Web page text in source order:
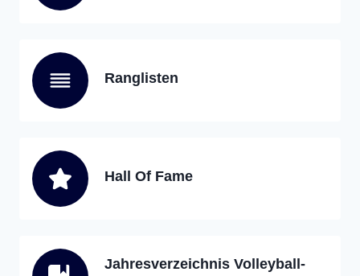
Ranglisten
Hall Of Fame
Jahresverzeichnis Volleyball-